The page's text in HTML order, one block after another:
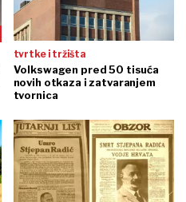
tvrtke i tržišta
Volkswagen pred 50 tisuća
novih otkaza i zatvaranjem
tvornica